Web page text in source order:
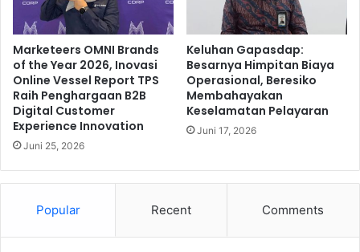
o
l
r
e
s
N
g
i
a
l
i
s
a
s
k
Marketeers OMNI Brands
of the Year 2026, Inovasi
Online Vessel Report TPS
Raih Penghargaan B2B
Digital Customer
Experience Innovation
Juni 25, 2026
Keluhan Gapasdap:
Besarnya Himpitan Biaya
Operasional, Beresiko
Membahayakan
Keselamatan Pelayaran
Juni 17, 2026
Popular Recent Comments